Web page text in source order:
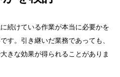
続けている作業が本当に必要かを
す。引き継いだ業務であっても、
きな効果が得られることがありま